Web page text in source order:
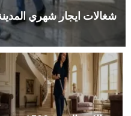
شغالات ايجار شهري المدينة